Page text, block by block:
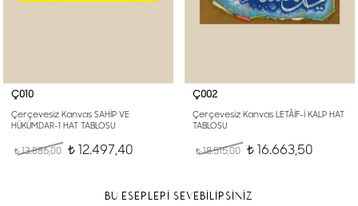
Ç010
Çerçevesiz Kanvas SAHİP VE
HÜKÜMDAR-1 HAT TABLOSU
t13.886,00 t 12.497,40
Ç002
Çerçevesiz Kanvas LETÂİF-İ KALP HAT
TABLOSU
t18.515,00 t 16.663,50
BU ESERLERİ SEVEBİLİRSİNİZ